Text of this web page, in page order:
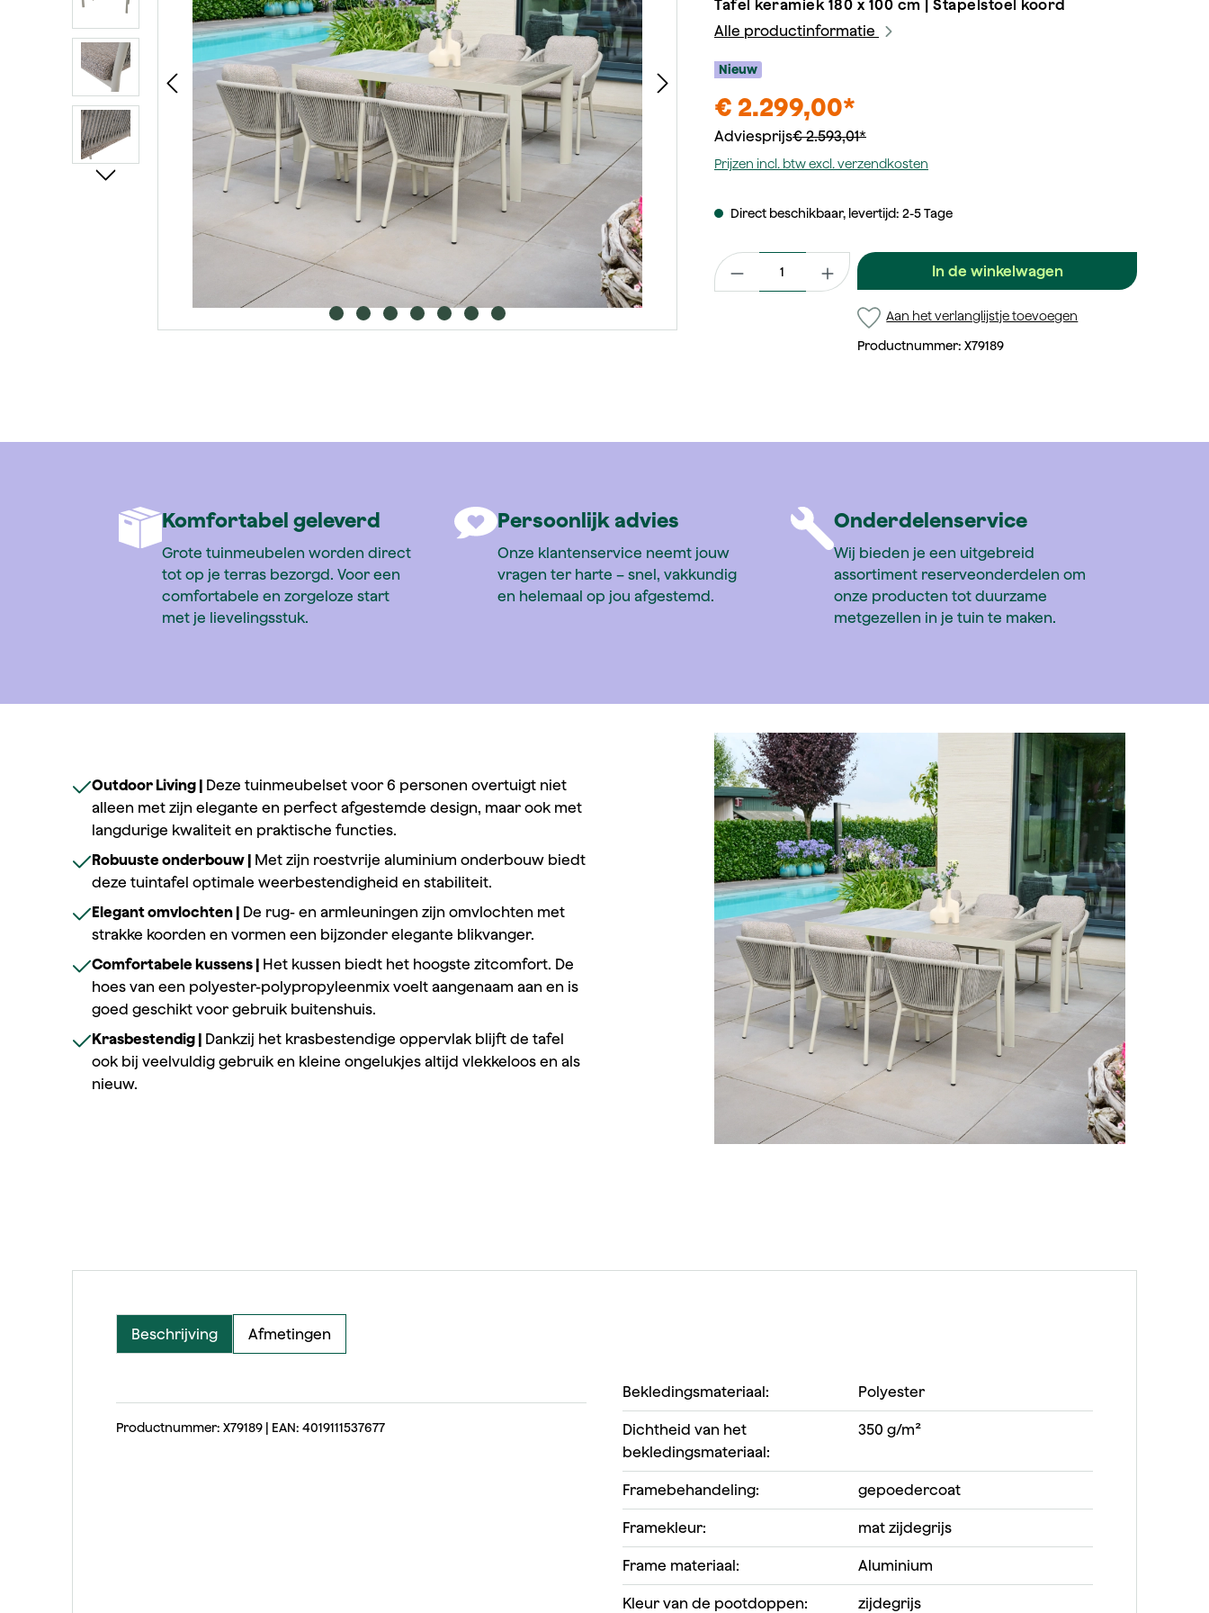
Tafel keramiek 180 x 100 cm | Stapelstoel koord
Alle productinformatie
Nieuw
€ 2.299,00*
Adviesprijs€ 2.593,01*
Prijzen incl. btw excl. verzendkosten
Direct beschikbaar, levertijd: 2-5 Tage
Productaantal: Voer de gewenste waarde in of gebruik de knoppen om het
In de winkelwagen
Aan het verlanglijstje toevoegen
Productnummer:X79189
Siena Garden Vorteile
Komfortabel geleverd
Grote tuinmeubelen worden direct
tot op je terras bezorgd. Voor een
comfortabele en zorgeloze start
met je lievelingsstuk.
Persoonlijk advies
Onze klantenservice neemt jouw
vragen ter harte – snel, vakkundig
en helemaal op jou afgestemd.
Onderdelenservice
Wij bieden je een uitgebreid
assortiment reserveonderdelen om
onze producten tot duurzame
metgezellen in je tuin te maken.
Outdoor Living | Deze tuinmeubelset voor 6 personen overtuigt niet
alleen met zijn elegante en perfect afgestemde design, maar ook met
langdurige kwaliteit en praktische functies.
Robuuste onderbouw | Met zijn roestvrije aluminium onderbouw biedt
deze tuintafel optimale weerbestendigheid en stabiliteit.
Elegant omvlochten | De rug- en armleuningen zijn omvlochten met
strakke koorden en vormen een bijzonder elegante blikvanger.
Comfortabele kussens | Het kussen biedt het hoogste zitcomfort. De
hoes van een polyester-polypropyleenmix voelt aangenaam aan en is
goed geschikt voor gebruik buitenshuis.
Krasbestendig | Dankzij het krasbestendige oppervlak blijft de tafel
ook bij veelvuldig gebruik en kleine ongelukjes altijd vlekkeloos en als
nieuw.
Beschrijving Afmetingen
Productnummer: X79189 | EAN: 4019111537677
Bekledingsmateriaal: Polyester
Dichtheid van het
bekledingsmateriaal:
350 g/m²
Framebehandeling: gepoedercoat
Framekleur: mat zijdegrijs
Frame materiaal: Aluminium
Kleur van de pootdoppen: zijdegrijs